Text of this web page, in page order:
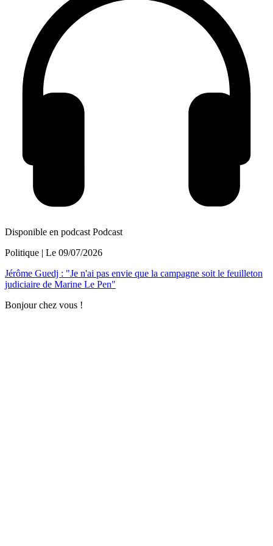
Disponible en podcast Podcast
Politique | Le 09/07/2026
Jérôme Guedj : "Je n'ai pas envie que la campagne soit le feuilleton
judiciaire de Marine Le Pen"
Bonjour chez vous !